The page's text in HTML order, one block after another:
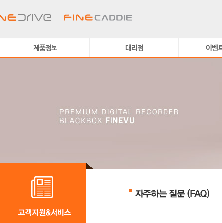
제품정보 대리점 이벤